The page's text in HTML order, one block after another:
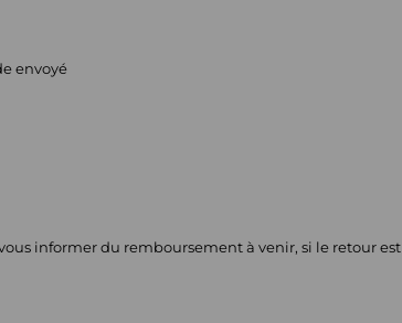
envoyé
informer du remboursement à venir, si le retour est